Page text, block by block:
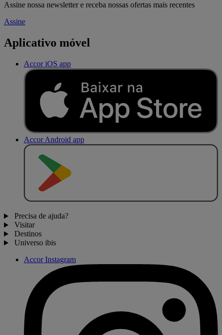
Assine nossa newsletter e receba nossas ofertas mais recentes
Assine
Aplicativo móvel
Accor iOS app
Accor Android app
Precisa de ajuda?
Visitar
Destinos
Universo ibis
Accor Instagram